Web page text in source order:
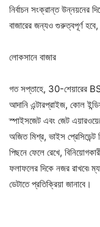
নির্বাচন সংক্রান্ত
বাজারের জন্যও গুরুত্বপূর্ণ
লোকসানে বাজার
গত সপ্তাহে, 30-শেয়ারের
আদানি এন্টারপ্রাইজ, কোল
স্পাইসজেট এবং জেট
অজিত মিশ্র, ভাইস প্রেসিডেন্ট
পিছনে ফেলে রেখে,
ফলাফলের দিকে নজর রাখবে৷
ডেটাতে প্রতিক্রিয়া জানাবে।